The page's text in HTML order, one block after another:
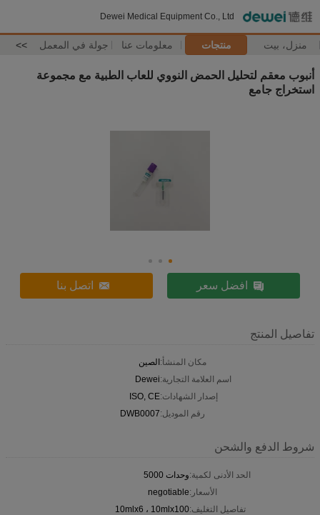
Dewei Medical Equipment Co., Ltd
منزل، بيت منتجات معلومات عنا جولة في المعمل >>
أنبوب معقم لتحليل الحمض النووي للعاب الطبية مع مجموعة
استخراج جامع
افضل سعر اتصل بنا
تفاصيل المنتج
مكان المنشأ:الصين
اسم العلامة التجارية:Dewei
إصدار الشهادات:ISO, CE
رقم الموديل:DWB0007
شروط الدفع والشحن
الحد الأدنى لكمية:وحدات 5000
الأسعار:negotiable
تفاصيل التغليف:10mlx6 ، 10mlx100